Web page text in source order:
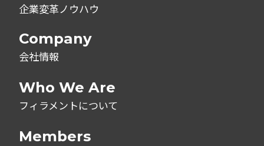
企業変革ノウハウ
Company
会社情報
Who We Are
フィラメントについて
Members